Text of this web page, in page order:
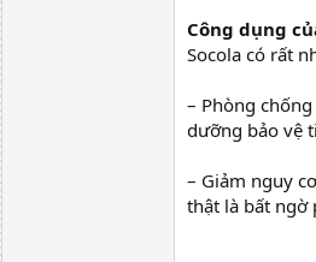
Công dụng
Socola có rất
– Phòng
dưỡng bảo vệ
– Giảm nguy
thật là bất ngờ